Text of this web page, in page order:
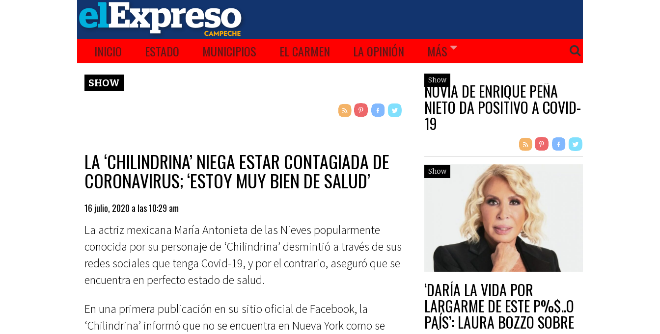
INICIO ESTADO MUNICIPIOS EL CARMEN LA OPINIÓN MÁS
SHOW
LA ‘CHILINDRINA’ NIEGA ESTAR CONTAGIADA DE
CORONAVIRUS; ‘ESTOY MUY BIEN DE SALUD’
16 julio, 2020 a las 10:29 am
La actriz mexicana María Antonieta de las Nieves popularmente
conocida por su personaje de ‘Chilindrina’ desmintió a través de sus
redes sociales que tenga Covid-19, y por el contrario, aseguró que se
encuentra en perfecto estado de salud.
En una primera publicación en su sitio oficial de Facebook, la
‘Chilindrina’ informó que no se encuentra en Nueva York como se
Show
NOVIA DE ENRIQUE PEÑA
NIETO DA POSITIVO A COVID-
19
Show
‘DARÍA LA VIDA POR
LARGARME DE ESTE P%$..O
PAÍS’: LAURA BOZZO SOBRE